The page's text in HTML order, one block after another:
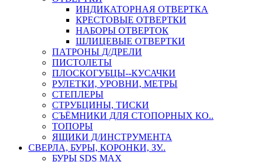
ИНДИКАТОРНАЯ ОТВЕРТКА
КРЕСТОВЫЕ ОТВЕРТКИ
НАБОРЫ ОТВЕРТОК
ШЛИЦЕВЫЕ ОТВЕРТКИ
ПАТРОНЫ Д/ДРЕЛИ
ПИСТОЛЕТЫ
ПЛОСКОГУБЦЫ--КУСАЧКИ
РУЛЕТКИ, УРОВНИ, МЕТРЫ
СТЕПЛЕРЫ
СТРУБЦИНЫ, ТИСКИ
СЪЁМНИКИ ДЛЯ СТОПОРНЫХ КО..
ТОПОРЫ
ЯЩИКИ Д/ИНСТРУМЕНТА
СВЕРЛА, БУРЫ, КОРОНКИ, ЗУ..
БУРЫ SDS MAX